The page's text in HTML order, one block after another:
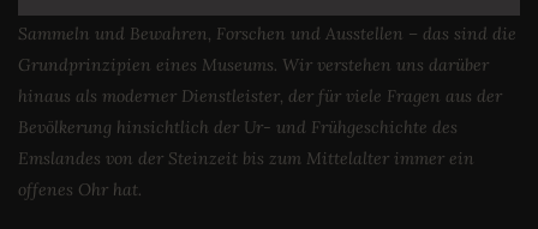
Sammeln und Bewahren, Forschen und Ausstellen – das sind die
Grundprinzipien eines Museums. Wir verstehen uns darüber
hinaus als moderner Dienstleister, der für viele Fragen aus der
Bevölkerung hinsichtlich der Ur- und Frühgeschichte des
Emslandes von der Steinzeit bis zum Mittelalter immer ein
offenes Ohr hat.